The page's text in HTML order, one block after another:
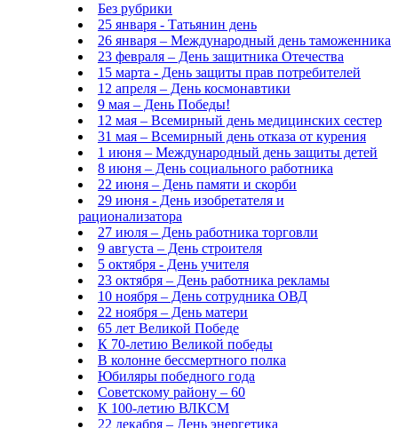
Без рубрики
25 января - Татьянин день
26 января – Международный день таможенника
23 февраля – День защитника Отечества
15 марта - День защиты прав потребителей
12 апреля – День космонавтики
9 мая – День Победы!
12 мая – Всемирный день медицинских сестер
31 мая – Всемирный день отказа от курения
1 июня – Международный день защиты детей
8 июня – День социального работника
22 июня – День памяти и скорби
29 июня - День изобретателя и
рационализатора
27 июля – День работника торговли
9 августа – День строителя
5 октября - День учителя
23 октября – День работника рекламы
10 ноября – День сотрудника ОВД
22 ноября – День матери
65 лет Великой Победе
К 70-летию Великой победы
В колонне бессмертного полка
Юбиляры победного года
Советскому району – 60
К 100-летию ВЛКСМ
22 декабря – День энергетика